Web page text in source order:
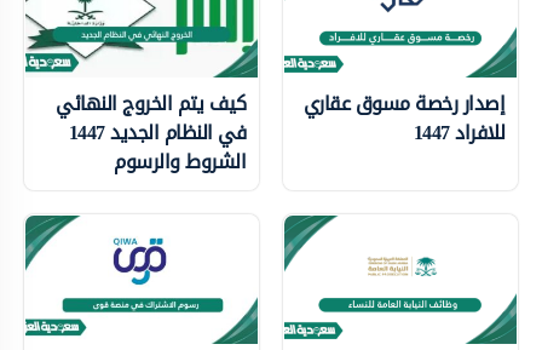
إصدار رخصة مسوق عقاري
للافراد 1447
كيف يتم الخروج النهائي
في النظام الجديد 1447
الشروط والرسوم